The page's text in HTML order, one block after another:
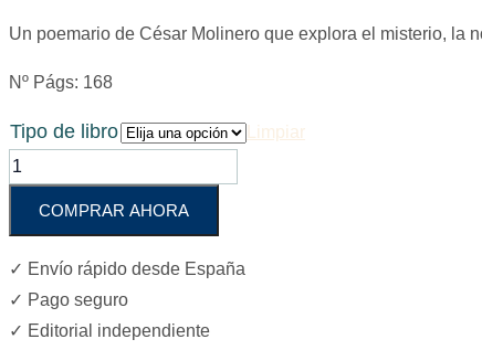
Un poemario de César Molinero que explora el misterio, la
Nº Págs: 168
Tipo de libro Limpiar
La
nórdica
condición
de
las
salvajes.
cantidad
COMPRAR AHORA
✓ Envío rápido desde España
✓ Pago seguro
✓ Editorial independiente